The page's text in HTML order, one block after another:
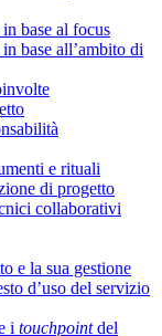
base al focus
base all’ambito di
e rituali
di progetto
collaborativi
e la sua gestione
d’uso del servizio
i touchpointdel